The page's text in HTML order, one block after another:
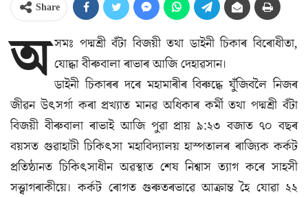
Share
অ সমঃ পদ্মশ্ৰী বঁটা বিজয়ী তথা ডাইনী চিকাৰ বিৰোধীতা,
যোদ্ধা বীৰুবালা ৰাভাৰ আজি দেহাৱসান।
ডাইনী চিকাৰৰ দৰে মহামাৰীৰ বিৰুদ্ধে যুঁজিবলৈ নিজৰ
জীৱন উৎসৰ্গা কৰা প্ৰখ্যাত মানৱ অধিকাৰ কৰ্মী তথা পদ্মশ্ৰী বঁটা
বিজয়ী বীৰুবালা ৰাভাই আজি পুৱা প্ৰায় ৯:২৩ বজাত ৭০ বছৰ
বয়সত গুৱাহাটী চিকিৎসা মহাবিদ্যালয় হাস্পতালৰ ৰাজ্যিক কৰ্কট
প্ৰতিষ্ঠানত চিকিৎসাধীন অৱস্থাত শেষ নিশ্বাস ত্যাগ কৰে সাহসী
সত্ত্বাগৰাকীয়ে। কৰ্কট ৰোগত গুৰুতৰভাৱে আক্ৰান্ত হৈ যোৱা ২২